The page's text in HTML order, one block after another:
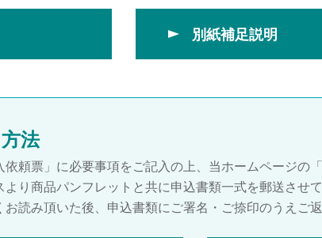
別紙補足説明
法
頼票」に必要事項をご記入の上、当ホームページの
り商品パンフレットと共に申込書類一式を郵送させて
読み頂いた後、申込書類にご署名・ご捺印のうえご